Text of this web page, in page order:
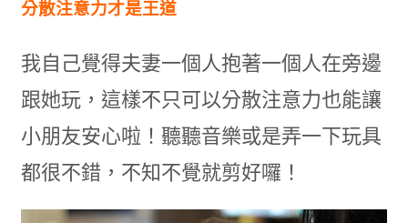
分散注意力才是王道
我自己覺得夫妻一個人抱著一個人在旁邊
跟她玩，這樣不只可以分散注意力也能讓
小朋友安心啦！聽聽音樂或是弄一下玩具
都很不錯，不知不覺就剪好囉！